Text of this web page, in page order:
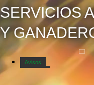
SERVICIOS
Y
Avisos